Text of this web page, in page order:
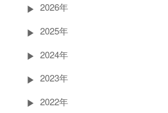
2026年
2025年
2024年
2023年
2022年